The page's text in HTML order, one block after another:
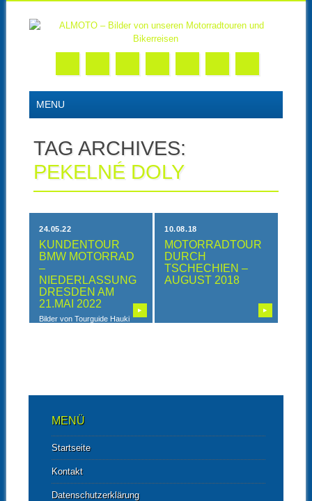
MAIN MENU
MENU
TAG ARCHIVES:
PEKELNÉ DOLY
24.05.22
KUNDENTOUR
BMW MOTORRAD
–
NIEDERLASSUNG
DRESDEN AM
21.MAI 2022
Bilder von Tourguide Hauki
▶
10.08.18
MOTORRADTOUR
DURCH
TSCHECHIEN –
AUGUST 2018
▶
MENÜ
Startseite
Kontakt
Datenschutzerklärung